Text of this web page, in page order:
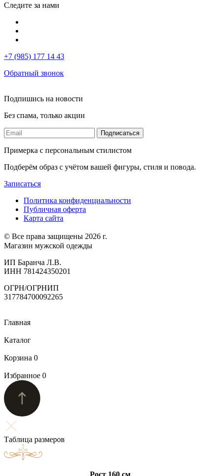
Следите за нами
+7 (985) 177 14 43
Обратный звонок
Подпишись на новости
Без спама, только акции
Подписаться
Примерка с персональным стилистом
Подберём образ с учётом вашей фигуры, стиля и повода.
Записаться
Политика конфиденциальности
Публичная оферта
Карта сайта
© Все права защищены 2026 г.
Магазин мужской одежды
ИП Баранча Л.В.
ИНН 781424350201
ОГРН/ОГРНИП
317784700092265
Главная
Каталог
Корзина 0
Избранное 0
Таблица размеров
Рост 160 см